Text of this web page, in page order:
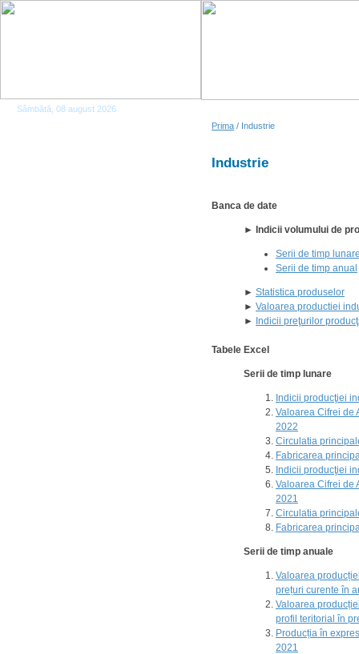
Sâmbătă, 08 august 2026
Prima / Industrie
Industrie
Banca de date
► Indicii volumului de
Serii de timp
Serii de timp anual
► Statistica produselor
► Valoarea productiei
► Indicii preţurilor
Tabele Excel
Serii de timp lunare
Indicii producţiei
Valoarea Cifrei de
2022
Circulatia
Fabricarea
Indicii producţiei
Valoarea Cifrei de
2021
Circulatia
Fabricarea
Serii de timp anuale
Valoarea
prețuri curente în
Valoarea
profil teritorial în
Producția în
2021